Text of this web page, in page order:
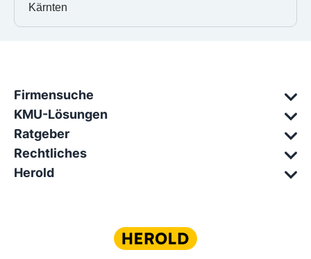
Kärnten
Firmensuche
KMU-Lösungen
Ratgeber
Rechtliches
Herold